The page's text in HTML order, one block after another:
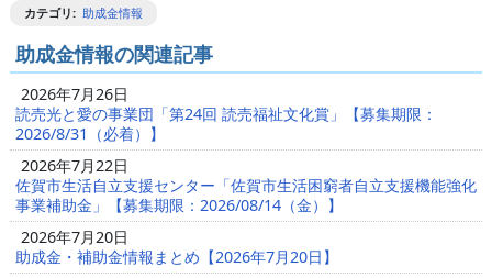
カテゴリ: 助成金情報
助成金情報の関連記事
2026年7月26日
読売光と愛の事業団「第24回 読売福祉文化賞」【募集期限：
2026/8/31（必着）】
2026年7月22日
佐賀市生活自立支援センター「佐賀市生活困窮者自立支援機能強化
事業補助金」【募集期限：2026/08/14（金）】
2026年7月20日
助成金・補助金情報まとめ【2026年7月20日】